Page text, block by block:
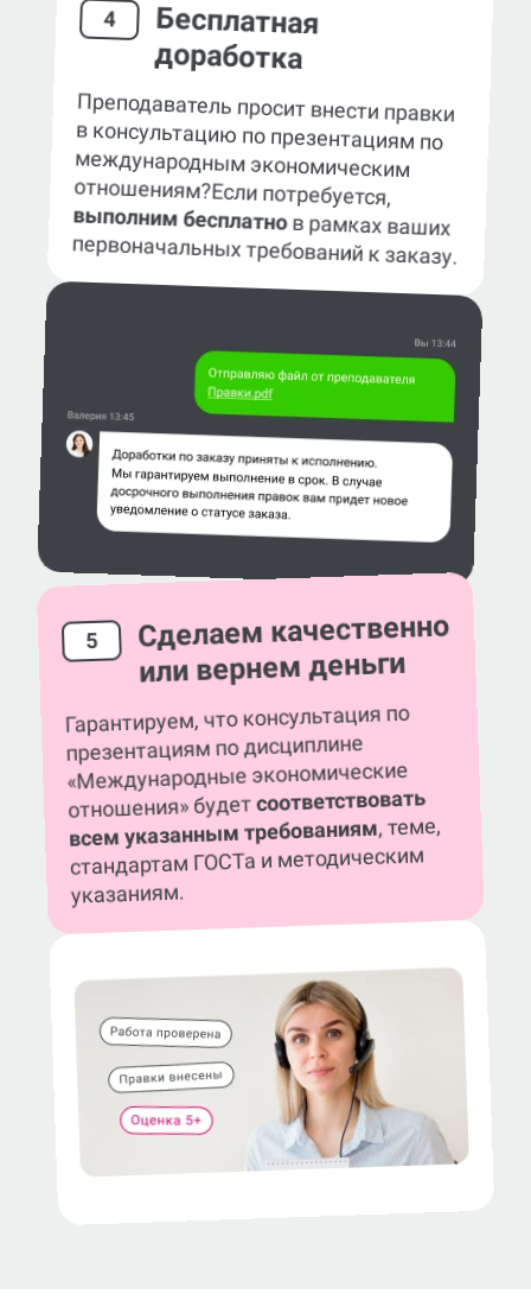
4 Бесплатная
доработка
Преподаватель просит внести правки
в консультацию по презентациям по
международным экономическим
отношениям?Если потребуется,
выполним бесплатнов рамках ваших
первоначальных требований к заказу.
5 Сделаем качественно
или вернем деньги
Гарантируем, что консультация по
презентациям по дисциплине
«Международные экономические
отношения» будетсоответствовать
всем указанным требованиям, теме,
стандартам ГОСТа и методическим
указаниям.